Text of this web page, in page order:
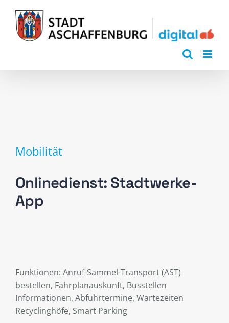
Inhalt
springen
Mobilität
Onlinedienst: Stadtwerke-
App
Funktionen: Anruf-Sammel-Transport (AST)
bestellen, Fahrplanauskunft, Busstellen
Informationen, Abfuhrtermine, Wartezeiten
Recyclinghöfe, Smart Parking